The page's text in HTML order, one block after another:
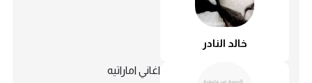
خالد النادر
اغاني اماراتيه